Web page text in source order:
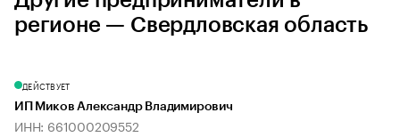
регионе — Свердловская область
ДЕЙСТВУЕТ
ИП Миков Александр Владимирович
ИНН: 661000209552